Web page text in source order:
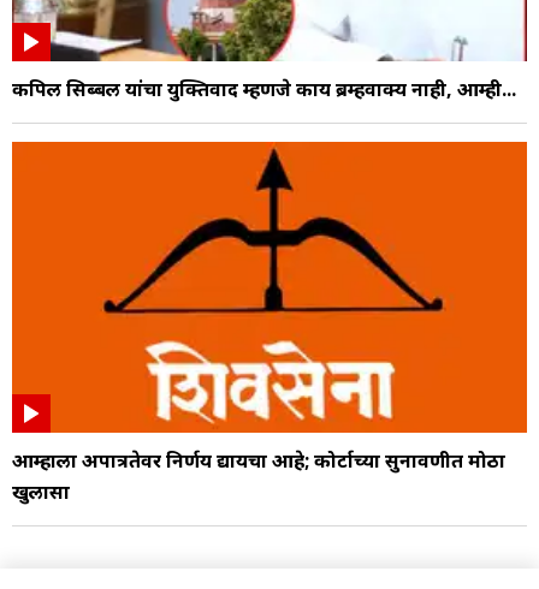
कपिल सिब्बल यांचा युक्तिवाद म्हणजे काय ब्रम्हवाक्य नाही, आम्ही...
आम्हाला अपात्रतेवर निर्णय द्यायचा आहे; कोर्टाच्या सुनावणीत मोठा
खुलासा